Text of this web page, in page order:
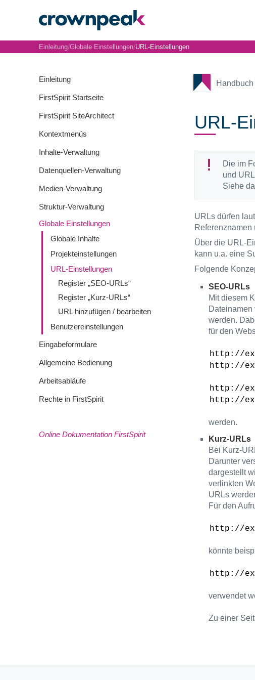
Einleitung
FirstSpirit Startseite
FirstSpirit SiteArchitect
Kontextmenüs
Inhalte-Verwaltung
Datenquellen-Verwaltung
Medien-Verwaltung
Struktur-Verwaltung
Globale Einstellungen
Globale Inhalte
Projekteinstellungen
URL-Einstellungen
Register „SEO-URLs“
Register „Kurz-URLs“
URL hinzufügen / bearbeiten
Benutzereinstellungen
Eingabeformulare
Allgemeine Bedienung
Arbeitsabläufe
Rechte in FirstSpirit
Online Dokumentation FirstSpirit
Einleitung/Globale Einstellungen/URL-Einstellungen
URL-
Die im
und
Siehe
URLs dürfen
Über die URL-
kann u.a. eine
Folgende
SEO-URLs
Mit diesem
werden.
für den
http://
http://
http://
http://
werden.
Kurz-URLs
Bei Kurz-
Darunter
dargestellt
verlinkten
URLs
Für den
http://
könnte
http://
verwendet
Zu einer